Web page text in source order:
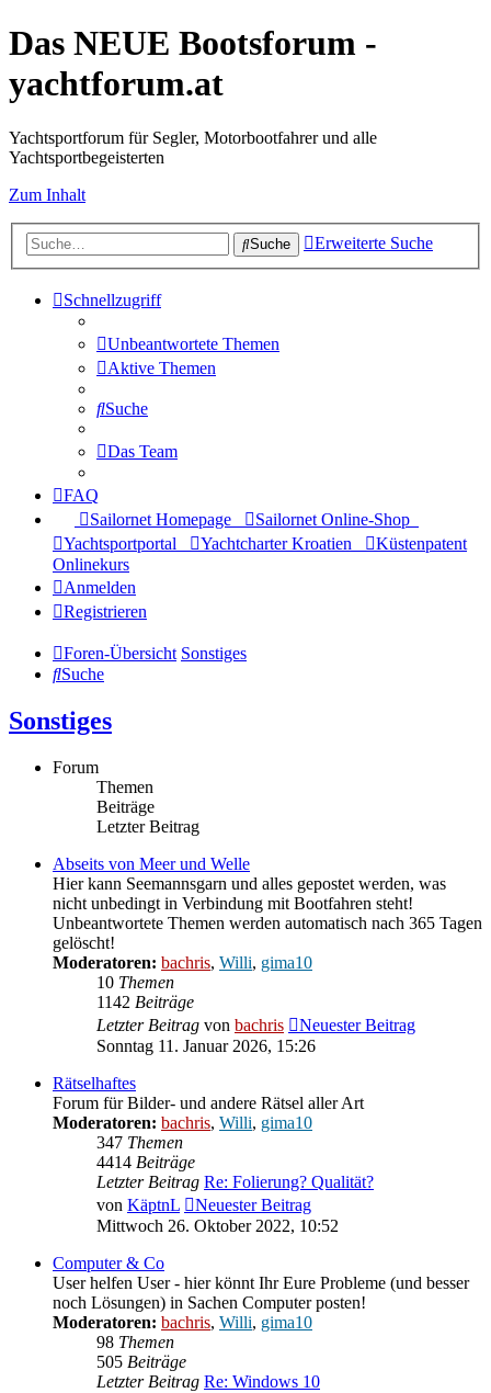
Das NEUE Bootsforum -
yachtforum.at
Yachtsportforum für Segler, Motorbootfahrer und alle
Yachtsportbegeisterten
Zum Inhalt
Suche Erweiterte Suche
Schnellzugriff
Unbeantwortete Themen
Aktive Themen
Suche
Das Team
FAQ
Sailornet Homepage
Sailornet Online-Shop
Yachtsportportal
Yachtcharter Kroatien
Küstenpatent
Onlinekurs
Anmelden
Registrieren
Foren-Übersicht Sonstiges
Suche
Sonstiges
Forum
Themen
Beiträge
Letzter Beitrag
Abseits von Meer und Welle
Hier kann Seemannsgarn und alles gepostet werden, was
nicht unbedingt in Verbindung mit Bootfahren steht!
Unbeantwortete Themen werden automatisch nach 365 Tagen
gelöscht!
Moderatoren: bachris, Willi, gima10
10 Themen
1142 Beiträge
Letzter Beitrag von bachris
Neuester Beitrag
Sonntag 11. Januar 2026, 15:26
Rätselhaftes
Forum für Bilder- und andere Rätsel aller Art
Moderatoren: bachris, Willi, gima10
347 Themen
4414 Beiträge
Letzter Beitrag Re: Folierung? Qualität?
von KäptnL
Neuester Beitrag
Mittwoch 26. Oktober 2022, 10:52
Computer & Co
User helfen User - hier könnt Ihr Eure Probleme (und besser
noch Lösungen) in Sachen Computer posten!
Moderatoren: bachris, Willi, gima10
98 Themen
505 Beiträge
Letzter Beitrag Re: Windows 10